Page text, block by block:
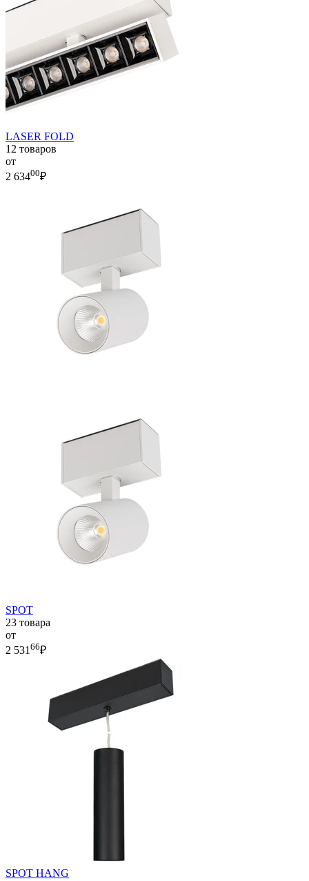
LASER FOLD
12 товаров
от
2 63400₽
SPOT
23 товара
от
2 531 66₽
SPOT HANG